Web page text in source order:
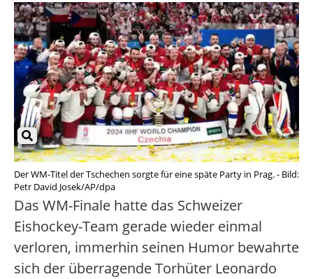
Der WM-Titel der Tschechen sorgte für eine späte Party in Prag. - Bild:
Petr David Josek/AP/dpa
Das WM-Finale hatte das Schweizer
Eishockey-Team gerade wieder einmal
verloren, immerhin seinen Humor bewahrte
sich der überragende Torhüter Leonardo